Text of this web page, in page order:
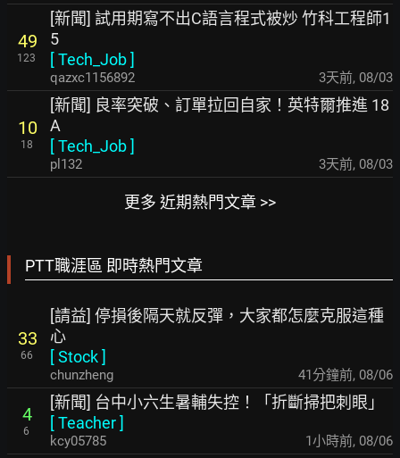
49
123
[新聞] 試用期寫不出C語言程式被炒 竹科工程師1
5
[Tech_Job]
qazxc1156892 3天前, 08/03
10
18
[新聞] 良率突破、訂單拉回自家！英特爾推進 18
A
[Tech_Job]
pl132 3天前, 08/03
更多 近期熱門文章 >>
PTT職涯區 即時熱門文章
33
66
[請益] 停損後隔天就反彈，大家都怎麼克服這種
心
[Stock]
chunzheng 41分鐘前, 08/06
4
6
[新聞] 台中小六生暑輔失控！「折斷掃把刺眼」
[Teacher]
kcy05785 1小時前, 08/06